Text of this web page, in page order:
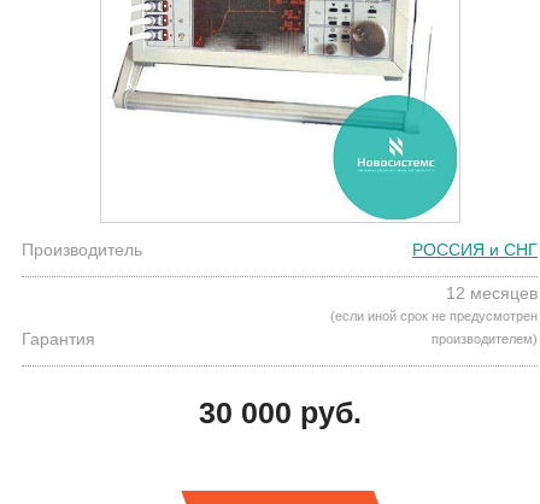
Производитель РОССИЯ и СНГ
Гарантия
12 месяцев
(если иной срок не предусмотрен
производителем)
30 000 руб.